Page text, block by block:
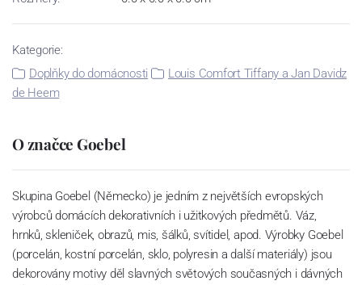
Kategorie:
Doplňky do domácnosti
Louis Comfort Tiffany a Jan Davidz
de Heem
O značce Goebel
Skupina Goebel (Německo) je jedním z největších evropských
výrobců domácích dekorativních i užitkových předmětů. Váz,
hrnků, skleniček, obrazů, mis, šálků, svítidel, apod. Výrobky Goebel
(porcelán, kostní porcelán, sklo, polyresin a další materiály) jsou
dekorovány motivy děl slavných světových současných i dávných